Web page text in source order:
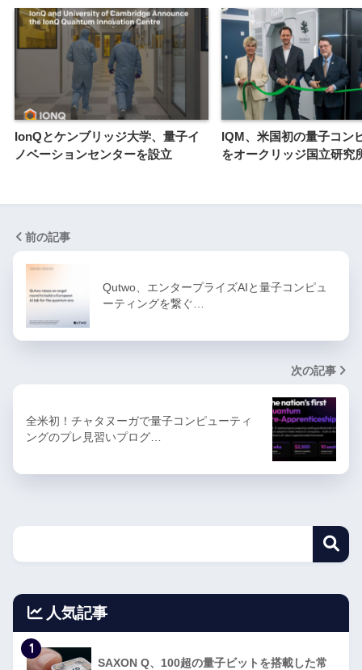
IonQとケンブリッジ大学、量子イ
ノベーションセンターを設立
IQM、米国初の量子コン
をオークリッジ国立研究
前の記事
Qutwo、エンタープライズAIと量子コンピュ
ーティングを繋ぐ…
次の記事
全米初！チャタヌーガで量子コンピューティ
ングのプレ見習いプログ…
人気記事
1
SAXON Q、100超の量子ビットを搭載した常